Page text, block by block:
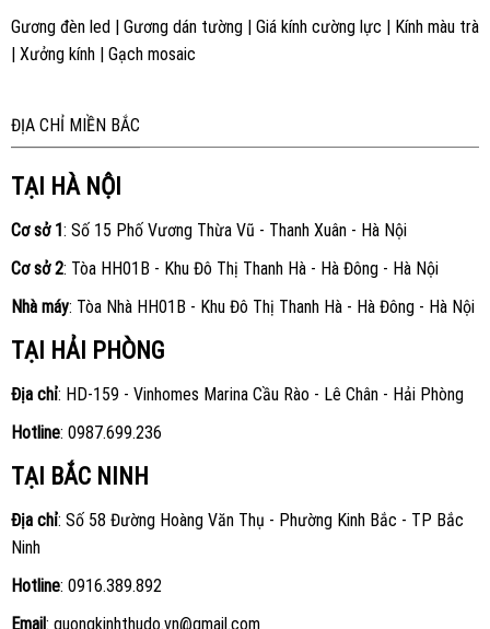
Gương đèn led| Gương dán tường| Giá kính cường lực | Kính màu trà
| Xưởng kính| Gạch mosaic
ĐỊA CHỈ MIỀN BẮC
TẠI HÀ NỘI
Cơ sở 1 : Số 15 Phố Vương Thừa Vũ - Thanh Xuân - Hà Nội
Cơ sở 2: Tòa HH01B - Khu Đô Thị Thanh Hà - Hà Đông - Hà Nội
Nhà máy: Tòa Nhà HH01B - Khu Đô Thị Thanh Hà - Hà Đông - Hà Nội
TẠI HẢI PHÒNG
Địa chỉ: HD-159 - Vinhomes Marina Cầu Rào - Lê Chân - Hải Phòng
Hotline: 0987.699.236
TẠI BẮC NINH
Địa chỉ: Số 58 Đường Hoàng Văn Thụ - Phường Kinh Bắc - TP Bắc
Ninh
Hotline: 0916.389.892
Email: guongkinhthudo.vn@gmail.com